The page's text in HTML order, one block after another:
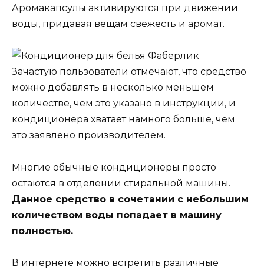
Аромакапсулы активируются при движении
воды, придавая вещам свежесть и аромат.
Зачастую пользователи отмечают, что средство
можно добавлять в несколько меньшем
количестве, чем это указано в инструкции, и
кондиционера хватает намного больше, чем
это заявлено производителем.
Многие обычные кондиционеры просто
остаются в отделении стиральной машины.
Данное средство в сочетании с небольшим
количеством воды попадает в машину
полностью.
В интернете можно встретить различные